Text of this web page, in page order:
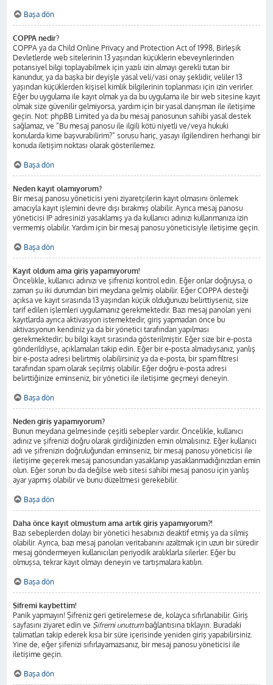
Başa dön
COPPA nedir?
COPPA ya da Child Online Privacy and Protection Act of 1998, Birleşik
Devletlerde web sitelerinin 13 yaşından küçüklerin ebeveynlerinden
potansiyel bilgi toplayabilmek için yazılı izin almayı gerekli tutan bir
kanundur, ya da başka bir deyişle yasal veli/vasi onay şeklidir, veliler 13
yaşından küçüklerden kişisel kimlik bilgilerinin toplanması için izin verirler.
Eğer bu uygulama ile kayıt olmak ya da bu uygulama ile bir web sitesine kayıt
olmak size güvenilir gelmiyorsa, yardım için bir yasal danışman ile iletişime
geçin. Not: phpBB Limited ya da bu mesaj panosunun sahibi yasal destek
sağlamaz, ve “Bu mesaj panosu ile ilgili kötü niyetli ve/veya hukuki
konularda kime başvurabilirim?” sorusu hariç, yasayı ilgilendiren herhangi bir
konuda iletişim noktası olarak gösterilemez.
Başa dön
Neden kayıt olamıyorum?
Bir mesaj panosu yöneticisi yeni ziyaretçilerin kayıt olmasını önlemek
amacıyla kayıt işlemini devre dışı bırakmış olabilir. Ayrıca mesaj panosu
yöneticisi IP adresinizi yasaklamış ya da kullanıcı adınızı kullanmanıza izin
vermemiş olabilir. Yardım için bir mesaj panosu yöneticisiyle iletişime geçin.
Başa dön
Kayıt oldum ama giriş yapamıyorum!
Öncelikle, kullanıcı adınızı ve şifrenizi kontrol edin. Eğer onlar doğruysa, o
zaman şu iki durumdan biri meydana gelmiş olabilir. Eğer COPPA desteği
açıksa ve kayıt sırasında 13 yaşından küçük olduğunuzu belirttiyseniz, size
tarif edilen işlemleri uygulamanız gerekmektedir. Bazı mesaj panoları yeni
kayıtlarda ayrıca aktivasyon istemektedir, giriş yapmadan önce bu
aktivasyonun kendiniz ya da bir yönetici tarafından yapılması
gerekmektedir; bu bilgi kayıt sırasında gösterilmiştir. Eğer size bir e-posta
gönderildiyse, açıklamaları takip edin. Eğer bir e-posta almadıysanız, yanlış
bir e-posta adresi belirtmiş olabilirsiniz ya da e-posta, bir spam filtresi
tarafından spam olarak seçilmiş olabilir. Eğer doğru e-posta adresi
belirttiğinize eminseniz, bir yönetici ile iletişime geçmeyi deneyin.
Başa dön
Neden giriş yapamıyorum?
Bunun meydana gelmesinde çeşitli sebepler vardır. Öncelikle, kullanıcı
adınız ve şifrenizi doğru olarak girdiğinizden emin olmalısınız. Eğer kullanıcı
adı ve şifrenizin doğruluğundan eminseniz, bir mesaj panosu yöneticisi ile
iletişime geçerek mesaj panosundan yasaklanıp yasaklanmadığınızdan emin
olun. Eğer sorun bu da değilse web sitesi sahibi mesaj panosu için yanlış
ayar yapmış olabilir ve bunu düzeltmesi gerekebilir.
Başa dön
Daha önce kayıt olmuştum ama artık giriş yapamıyorum?!
Bazı sebeplerden dolayı bir yönetici hesabınızı deaktif etmiş ya da silmiş
olabilir. Ayrıca, bazı mesaj panoları veritabanını azaltmak için uzun bir süredir
mesaj göndermeyen kullanıcıları periyodik aralıklarla silerler. Eğer bu
olmuşsa, tekrar kayıt olmayı deneyin ve tartışmalara katılın.
Başa dön
Şifremi kaybettim!
Panik yapmayın! Şifreniz geri getirelemese de, kolayca sıfırlanabilir. Giriş
sayfasını ziyaret edin ve Şifremi unuttumbağlantısına tıklayın. Buradaki
talimatları takip ederek kısa bir süre içerisinde yeniden giriş yapabilirsiniz.
Yine de, eğer şifenizi sıfırlayamazsanız, bir mesaj panosu yöneticisi ile
iletişime geçin.
Başa dön